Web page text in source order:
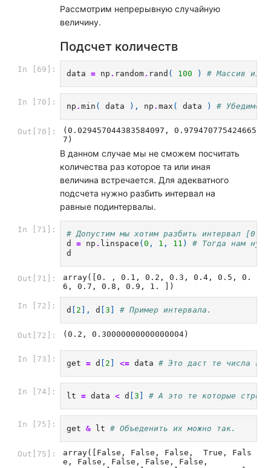
Рассмотрим непрерывную случайную
величину.
Подсчет количеств
In [69]: data = np . random. rand ( 100 ) # Массив из
In [70]: np .min ( data ), np .max ( data ) # Убедимся
Out[70]:
(0.029457044383584097, 0.979470775424665
7)
В данном случае мы не сможем посчитать
количества раз которое та или иная
величина встречается. Для адекватного
подсчета нужно разбить интервал на
равные подинтервалы.
In [71]:
# Допустим мы хотим разбить интервал [0,
d
= np . linspace (0 , 1 , 11 )
# Тогда нам
d
Out[71]:
array([0. , 0.1, 0.2, 0.3, 0.4, 0.5, 0.
6, 0.7, 0.8, 0.9, 1. ])
In [72]: d 2 ], d [3 # Пример интервала.
Out[72]: (0.2, 0.30000000000000004)
In [73]: get = d 2 <= data # Это даст те числа
In [74]: lt = data < d [3 # А это те которые
In [75]: get & lt # Объеденить их можно так.
Out[75]:
array([False, False, False,  True, Fals
e, False, False, False, False,